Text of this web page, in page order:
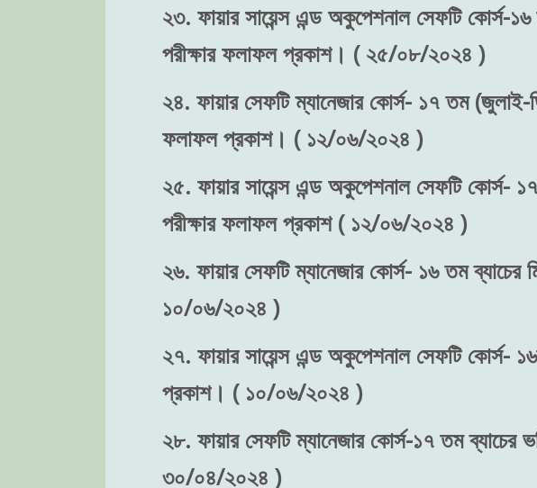
২৩. ফায়ার সায়েন্স এন্ড অকুপেশনাল সেফটি কোর্স-
পরীক্ষার ফলাফল প্রকাশ। ( ২৫/০৮/২০২৪ )
২৪. ফায়ার সেফটি ম্যানেজার কোর্স- ১৭ তম (জুলাই-
ফলাফল প্রকাশ। ( ১২/০৬/২০২৪ )
২৫. ফায়ার সায়েন্স এন্ড অকুপেশনাল সেফটি কোর্স-
পরীক্ষার ফলাফল প্রকাশ ( ১২/০৬/২০২৪ )
২৬. ফায়ার সেফটি ম্যানেজার কোর্স- ১৬ তম ব্যাচের
১০/০৬/২০২৪ )
২৭. ফায়ার সায়েন্স এন্ড অকুপেশনাল সেফটি কোর্স-
প্রকাশ। ( ১০/০৬/২০২৪ )
২৮. ফায়ার সেফটি ম্যানেজার কোর্স-১৭ তম ব্যাচের
৩০/০৪/২০২৪ )